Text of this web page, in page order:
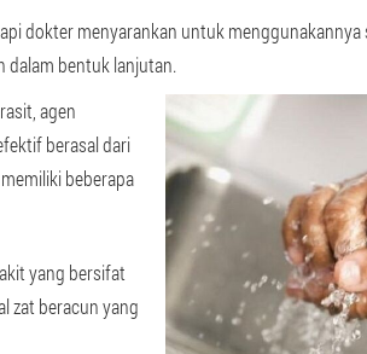
dokter menyarankan untuk menggunakannya
dalam bentuk lanjutan.
agen
berasal dari
beberapa
yang bersifat
zat beracun yang